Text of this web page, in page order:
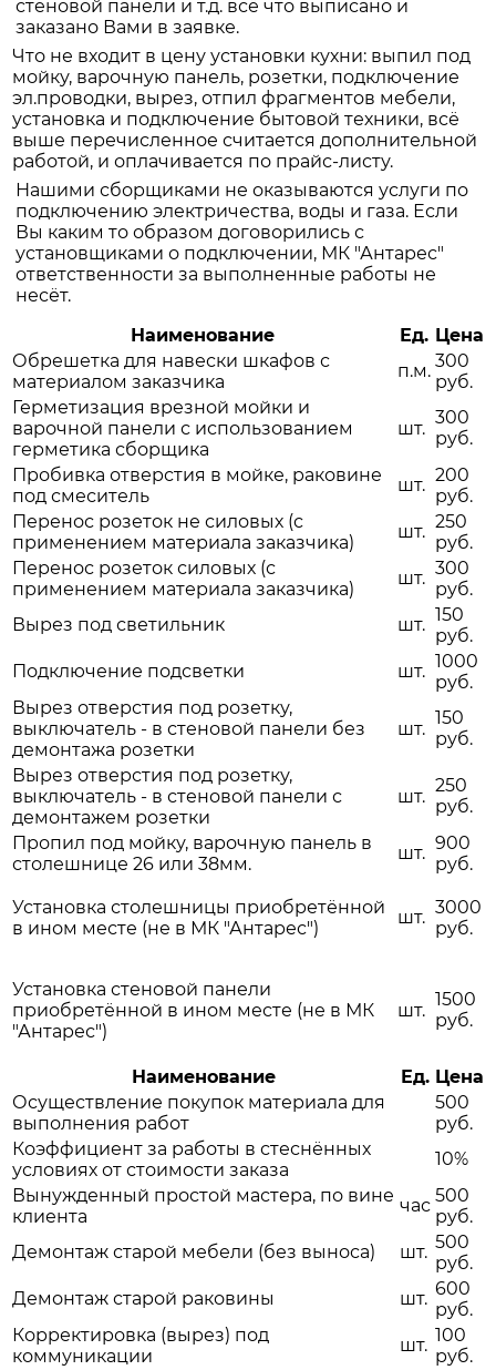
стеновой панели и т.д. всё что выписано и
заказано Вами в заявке.
Что не входит в цену установки кухни: выпил под
мойку, варочную панель, розетки, подключение
эл.проводки, вырез, отпил фрагментов мебели,
установка и подключение бытовой техники, всё
выше перечисленное считается дополнительной
работой, и оплачивается по прайс-листу.
Нашими сборщиками не оказываются услуги по
подключению электричества, воды и газа. Если
Вы каким то образом договорились с
установщиками о подключении, МК "Антарес"
ответственности за выполненные работы не
несёт.
Наименование
Ед. Цена
Обрешетка для навески шкафов с
материалом заказчика
п.м. 300
руб.
Герметизация врезной мойки и
варочной панели с использованием
герметика сборщика
шт.
300
руб.
Пробивка отверстия в мойке, раковине
под смеситель
шт. 200
руб.
Перенос розеток не силовых (с
применением материала заказчика)
шт. 250
руб.
Перенос розеток силовых (с
применением материала заказчика)
шт. 300
руб.
Вырез под светильник
шт. 150
руб.
Подключение подсветки
шт. 1000
руб.
Вырез отверстия под розетку,
выключатель - в стеновой панели без
демонтажа розетки
шт.
150
руб.
Вырез отверстия под розетку,
выключатель - в стеновой панели с
демонтажем розетки
шт.
250
руб.
Пропил под мойку, варочную панель в
столешнице 26 или 38мм.
шт. 900
руб.
Установка столешницы приобретённой
в ином месте (не в МК "Антарес")
шт. 3000
руб.
Установка стеновой панели
приобретённой в ином месте (не в МК
"Антарес")
шт.
1500
руб.
Наименование Ед. Цена
Осуществление покупок материала для
выполнения работ
500
руб.
Коэффициент за работы в стеснённых
условиях от стоимости заказа
10%
Вынужденный простой мастера, по вине
клиента
час 500
руб.
Демонтаж старой мебели (без выноса)
шт. 500
руб.
Демонтаж старой раковины
шт. 600
руб.
Корректировка (вырез) под
коммуникации
шт. 100
руб.